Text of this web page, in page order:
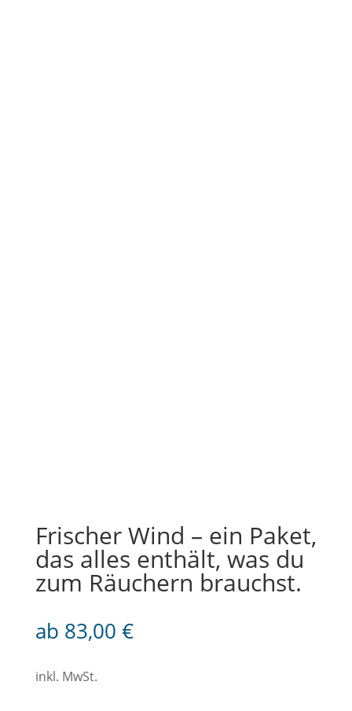
Frischer Wind – ein Paket,
das alles enthält, was du
zum Räuchern brauchst.
ab 83,00 €
inkl. MwSt.